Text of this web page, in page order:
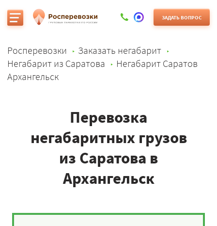
ЗАДАТЬ ВОПРОС
Росперевозки
Заказать негабарит
Негабарит из Саратова
Негабарит Саратов
Архангельск
Перевозка
негабаритных грузов
из Саратова в
Архангельск